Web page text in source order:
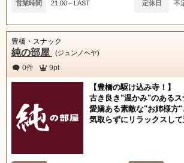
営業時間 21:00～LAST 定休日 不
豊橋・スナック
純の部屋 (ジュンノヘヤ)
0件 9pt
【豊橋の駆け込み寺！】
古き良き"温かみ"のあるス
愛嬌ある素敵な"お姉様方"
気取らずにリラックスし